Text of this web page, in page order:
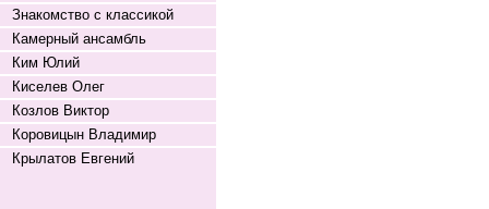
Знакомство с классикой
Камерный ансамбль
Ким Юлий
Киселев Олег
Козлов Виктор
Коровицын Владимир
Крылатов Евгений